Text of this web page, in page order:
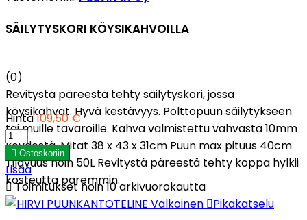
SÄILYTYSKORI KÖYSIKAHVOILLA
(0)
Revitystä päreestä tehty säilytyskori, jossa
köysikahvat. Hyvä kestävyys. Polttopuun säilytykseen
tai muille tavaroille. Kahva valmistettu vahvasta 10mm
köydestä. Mitat 38 x 43 x 31cm Puun max pituus 40cm
Tilavuus noin 50L Revitystä päreestä tehty koppa hylkii
kosteutta paremmin.
Hinta109,50 €
 Ostoskoriin
Lisää
Toimitukset noin 10 arkivuorokautta
Pikakatselu